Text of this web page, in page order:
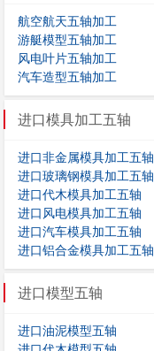
航空航天五轴加工
游艇模型五轴加工
风电叶片五轴加工
汽车造型五轴加工
进口模具加工五轴
进口非金属模具加工五轴
进口玻璃钢模具加工五轴
进口代木模具加工五轴
进口风电模具加工五轴
进口汽车模具加工五轴
进口铝合金模具加工五轴
进口模型五轴
进口油泥模型五轴